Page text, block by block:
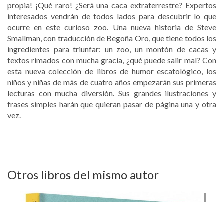
propia! ¡Qué raro! ¿Será una caca extraterrestre? Expertos
interesados vendrán de todos lados para descubrir lo que
ocurre en este curioso zoo. Una nueva historia de Steve
Smallman, con traducción de Begoña Oro, que tiene todos los
ingredientes para triunfar: un zoo, un montón de cacas y
textos rimados con mucha gracia, ¿qué puede salir mal? Con
esta nueva colección de libros de humor escatológico, los
niños y niñas de más de cuatro años empezarán sus primeras
lecturas con mucha diversión. Sus grandes ilustraciones y
frases simples harán que quieran pasar de página una y otra
vez.
Otros libros del mismo autor